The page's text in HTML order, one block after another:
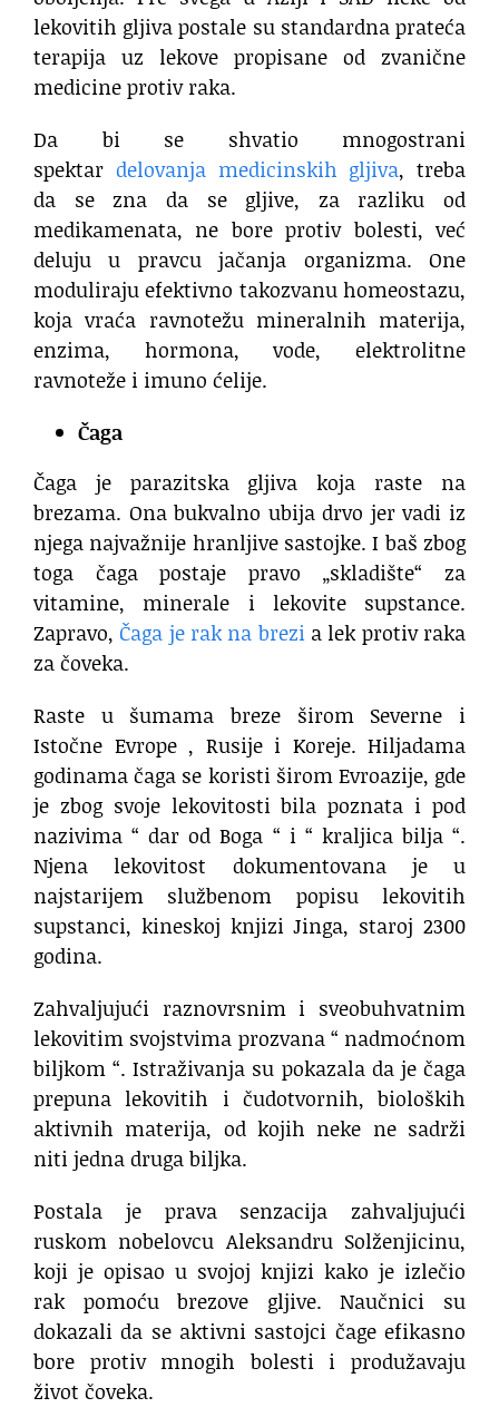
lekovitih gljiva postale su standardna prateća
terapija uz lekove propisane od zvanične
medicine protiv raka.
Da bi se shvatio mnogostrani
spektar delovanja medicinskih gljiva, treba
da se zna da se gljive, za razliku od
medikamenata, ne bore protiv bolesti, već
deluju u pravcu jačanja organizma. One
moduliraju efektivno takozvanu homeostazu,
koja vraća ravnotežu mineralnih materija,
enzima, hormona, vode, elektrolitne
ravnoteže i imuno ćelije.
Čaga
Čaga je parazitska gljiva koja raste na
brezama. Ona bukvalno ubija drvo jer vadi iz
njega najvažnije hranljive sastojke. I baš zbog
toga čaga postaje pravo „skladište“ za
vitamine, minerale i lekovite supstance.
Zapravo,Čaga je rak na brezia lek protiv raka
za čoveka.
Raste u šumama breze širom Severne i
Istočne Evrope , Rusije i Koreje. Hiljadama
godinama čaga se koristi širom Evroazije, gde
je zbog svoje lekovitosti bila poznata i pod
nazivima “ dar od Boga “ i “ kraljica bilja “.
Njena lekovitost dokumentovana je u
najstarijem službenom popisu lekovitih
supstanci, kineskoj knjizi Jinga, staroj 2300
godina.
Zahvaljujući raznovrsnim i sveobuhvatnim
lekovitim svojstvima prozvana “ nadmoćnom
biljkom “. Istraživanja su pokazala da je čaga
prepuna lekovitih i čudotvornih, bioloških
aktivnih materija, od kojih neke ne sadrži
niti jedna druga biljka.
Postala je prava senzacija zahvaljujući
ruskom nobelovcu Aleksandru Solženjicinu,
koji je opisao u svojoj knjizi kako je izlečio
rak pomoću brezove gljive. Naučnici su
dokazali da se aktivni sastojci čage efikasno
bore protiv mnogih bolesti i produžavaju
život čoveka.